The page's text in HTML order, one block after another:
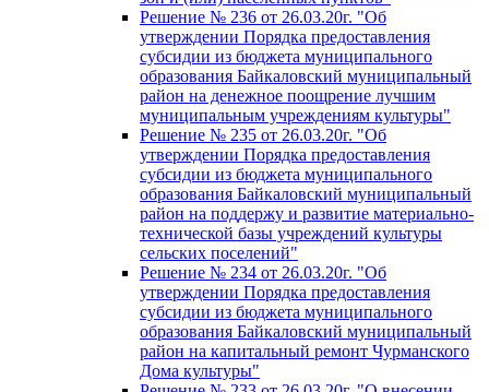
Решение № 236 от 26.03.20г. "Об
утверждении Порядка предоставления
субсидии из бюджета муниципального
образования Байкаловский муниципальный
район на денежное поощрение лучшим
муниципальным учреждениям культуры"
Решение № 235 от 26.03.20г. "Об
утверждении Порядка предоставления
субсидии из бюджета муниципального
образования Байкаловский муниципальный
район на поддержу и развитие материально-
технической базы учреждений культуры
сельских поселений"
Решение № 234 от 26.03.20г. "Об
утверждении Порядка предоставления
субсидии из бюджета муниципального
образования Байкаловский муниципальный
район на капитальный ремонт Чурманского
Дома культуры"